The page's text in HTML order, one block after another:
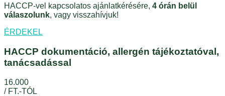
HACCP-vel kapcsolatos ajánlatkérésére, 4 órán belül
válaszolunk, vagy visszahívjuk!
ÉRDEKEL
HACCP dokumentáció, allergén tájékoztatóval,
tanácsadással
16.000
/ FT.-TÓL